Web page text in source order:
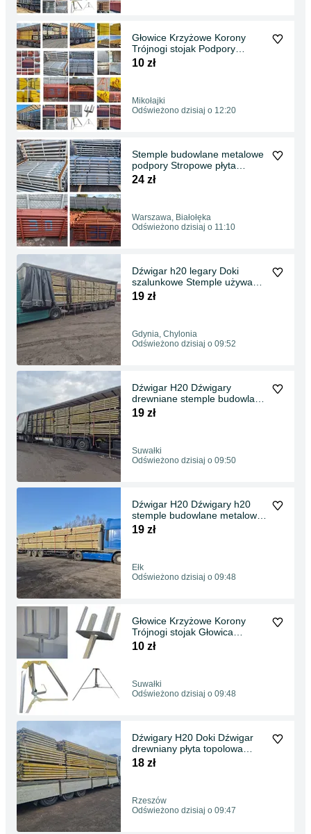
Głowice Krzyżowe Korony
Trójnogi stojak Podpory
Stropowe Stemple używane
10 zł
Mikołajki
Odświeżono dzisiaj o 12:20
Stemple budowlane metalowe
podpory Stropowe płyta
24 zł
Warszawa, Białołęka
Odświeżono dzisiaj o 11:10
Dźwigar h20 legary Doki
szalunkowe Stemple używane
Płyta Topolowa
19 zł
Gdynia, Chylonia
Odświeżono dzisiaj o 09:52
Dźwigar H20 Dźwigary
drewniane stemple budowlane
szalunki stropowe Głowice
19 zł
Suwałki
Odświeżono dzisiaj o 09:50
Dźwigar H20 Dźwigary h20
stemple budowlane metalowe
szalunki stropowe STEMPLE
19 zł
Ełk
Odświeżono dzisiaj o 09:48
Głowice Krzyżowe Korony
Trójnogi stojak Głowica
stropowa Stemple Budowlane
10 zł
Suwałki
Odświeżono dzisiaj o 09:48
Dźwigary H20 Doki Dźwigar
drewniany płyta topolowa
stemple budowlane podpory
18 zł
Rzeszów
Odświeżono dzisiaj o 09:47